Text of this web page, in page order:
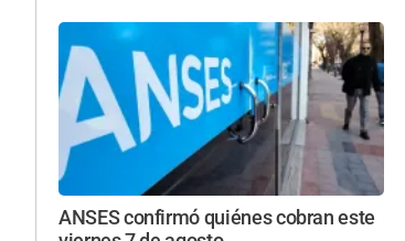
ANSES confirmó quiénes cobran este